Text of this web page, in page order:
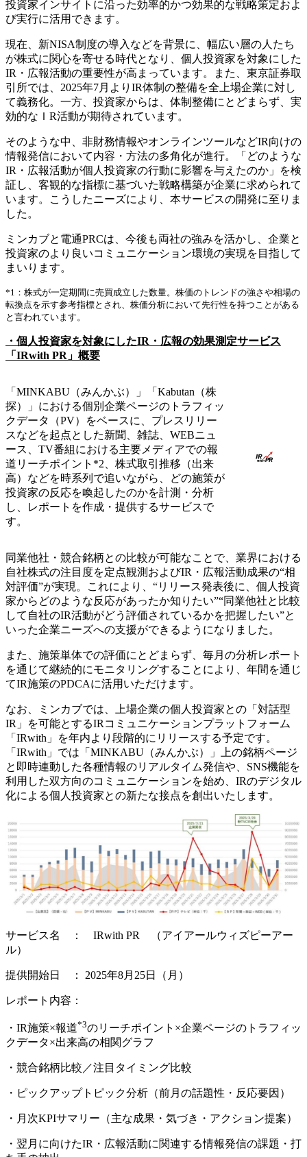
投資家インサイトに沿った効率的かつ効果的な戦略策定およ
び実行に活用できます。
現在、新NISA制度の導入などを背景に、幅広い層の人たち
が株式に関心を寄せる時代となり、個人投資家を対象にした
IR・広報活動の重要性が高まっています。また、東京証券取
引所では、2025年7月よりIR体制の整備を全上場企業に対し
て義務化。一方、投資家からは、体制整備にとどまらず、実
効的なＩR活動が期待されています。
そのような中、非財務情報やオンラインツールなどIR向けの
情報発信において内容・方法の多角化が進行。「どのような
IR・広報活動が個人投資家の行動に影響を与えたのか」を検
証し、客観的な指標に基づいた戦略構築が企業に求められて
います。こうしたニーズにより、本サービスの開発に至りま
した。
ミンカブと電通PRCは、今後も両社の強みを活かし、企業と
投資家のより良いコミュニケーション環境の実現を目指して
まいります。
*1：株式が一定期間に売買成立した数量。株価のトレンドの強さや相場の
転換点を示す参考指標とされ、株価分析において先行性を持つことがある
と言われています。
・個人投資家を対象にしたIR・広報の効果測定サービス
「IRwith PR」概要
「MINKABU（みんかぶ）」「Kabutan（株
探）」における個別企業ページのトラフィッ
クデータ（PV）をベースに、プレスリリー
スなどを起点とした新聞、雑誌、WEBニュ
ース、TV番組における主要メディアでの報
道リーチポイント*2、株式取引推移（出来
高）などを時系列で追いながら、どの施策が
投資家の反応を喚起したのかを計測・分析
し、レポートを作成・提供するサービスで
す。
同業他社・競合銘柄との比較が可能なことで、業界における
自社株式の注目度を定点観測およびIR・広報活動成果の“相
対評価”が実現。これにより、“リリース発表後に、個人投資
家からどのような反応があったか知りたい”“同業他社と比較
して自社のIR活動がどう評価されているかを把握したい”と
いった企業ニーズへの支援ができるようになりました。
また、施策単体での評価にとどまらず、毎月の分析レポート
を通じて継続的にモニタリングすることにより、年間を通じ
てIR施策のPDCAに活用いただけます。
なお、ミンカブでは、上場企業の個人投資家との「対話型
IR」を可能とするIRコミュニケーションプラットフォーム
「IRwith」を年内より段階的にリリースする予定です。
「IRwith」では「MINKABU（みんかぶ）」上の銘柄ページ
と即時連動した各種情報のリアルタイム発信や、SNS機能を
利用した双方向のコミュニケーションを始め、IRのデジタル
化による個人投資家との新たな接点を創出いたします。
サービス名 ： IRwith PR （アイアールウィズピーアー
ル）
提供開始日 ： 2025年8月25日（月）
レポート内容：
・IR施策×報道*3のリーチポイント×企業ページのトラフィッ
クデータ×出来高の相関グラフ
・競合銘柄比較／注目タイミング比較
・ピックアップトピック分析（前月の話題性・反応要因）
・月次KPIサマリー（主な成果・気づき・アクション提案）
・翌月に向けたIR・広報活動に関連する情報発信の課題・打